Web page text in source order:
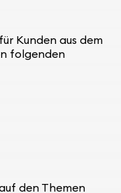
Kunden aus dem
folgenden
den Themen